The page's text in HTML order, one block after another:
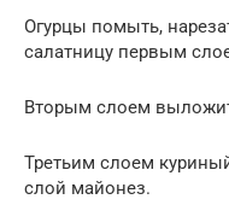
Огурцы помыть,
салатницу первым
Вторым слоем
Третьим слоем
слой майонез.